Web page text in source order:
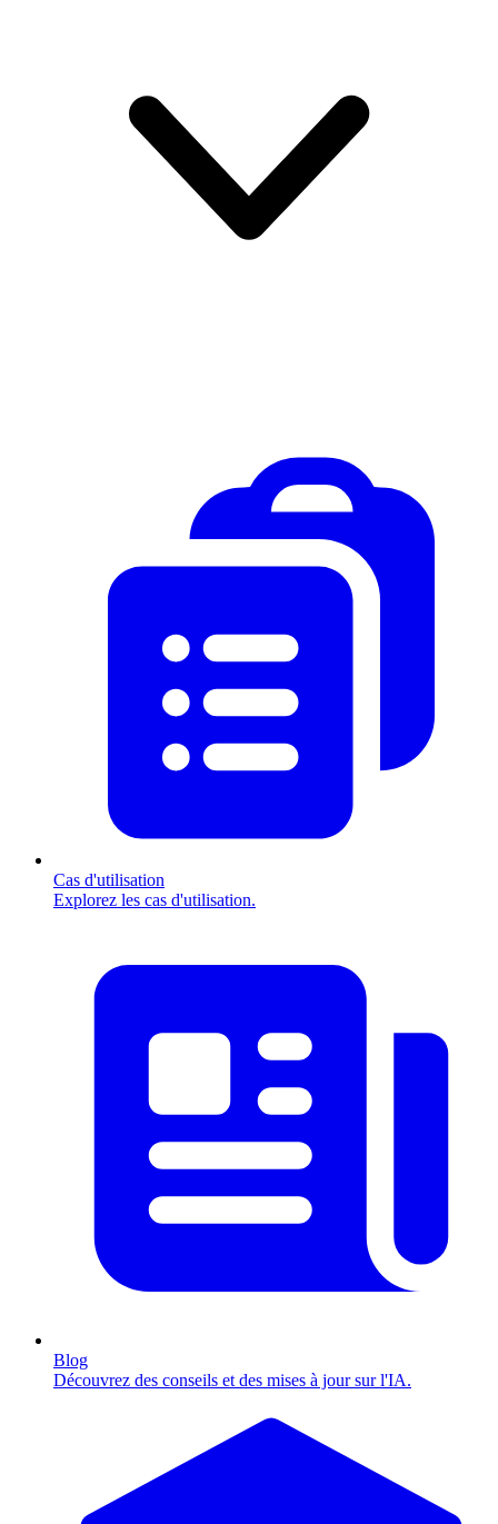
Cas d'utilisation
Explorez les cas d'utilisation.
Blog
Découvrez des conseils et des mises à jour sur l'IA.